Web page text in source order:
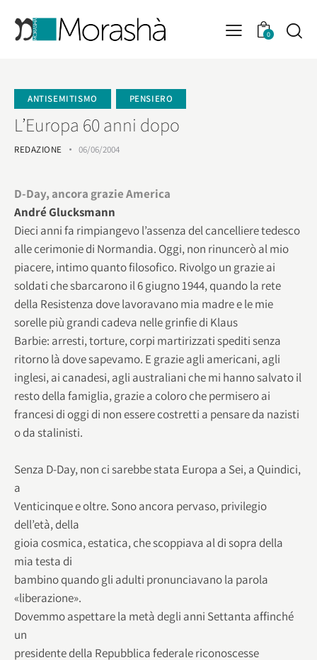
0
ANTISEMITISMO PENSIERO
L’Europa 60 anni dopo
REDAZIONE 06/06/2004
D-Day, ancora grazie America
André Glucksmann
Dieci anni fa rimpiangevo l’assenza del cancelliere tedesco
alle cerimonie di Normandia. Oggi, non rinuncerò al mio
piacere, intimo quanto filosofico. Rivolgo un grazie ai
soldati che sbarcarono il 6 giugno 1944, quando la rete
della Resistenza dove lavoravano mia madre e le mie
sorelle più grandi cadeva nelle grinfie di Klaus
Barbie: arresti, torture, corpi martirizzati spediti senza
ritorno là dove sapevamo. E grazie agli americani, agli
inglesi, ai canadesi, agli australiani che mi hanno salvato il
resto della famiglia, grazie a coloro che permisero ai
francesi di oggi di non essere costretti a pensare da nazisti
o da stalinisti.
Senza D-Day, non ci sarebbe stata Europa a Sei, a Quindici,
a
Venticinque e oltre. Sono ancora pervaso, privilegio
dell’età, della
gioia cosmica, estatica, che scoppiava al di sopra della
mia testa di
bambino quando gli adulti pronunciavano la parola
«liberazione».
Dovemmo aspettare la metà degli anni Settanta affinché
un
presidente della Repubblica federale riconoscesse